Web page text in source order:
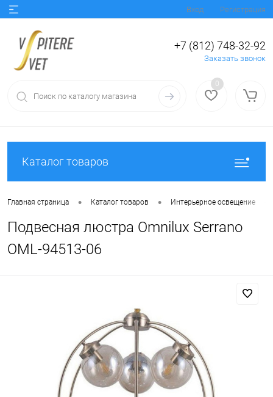
Вход Регистрация
+7 (812) 748-32-92
Заказать звонок
0
Каталог товаров
Главная страница • Каталог товаров • Интерьерное освещение
Подвесная люстра Omnilux Serrano
OML-94513-06